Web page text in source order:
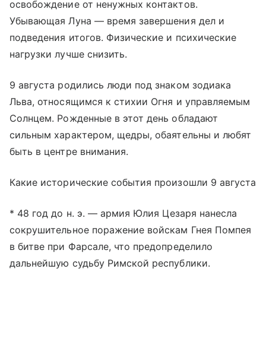
освобождение от ненужных контактов.
Убывающая Луна — время завершения дел и
подведения итогов. Физические и психические
нагрузки лучше снизить.
9 августа родились люди под знаком зодиака
Льва, относящимся к стихии Огня и управляемым
Солнцем. Рожденные в этот день обладают
сильным характером, щедры, обаятельны и любят
быть в центре внимания.
Какие исторические события произошли 9 августа
* 48 год до н. э. — армия Юлия Цезаря нанесла
сокрушительное поражение войскам Гнея Помпея
в битве при Фарсале, что предопределило
дальнейшую судьбу Римской республики.